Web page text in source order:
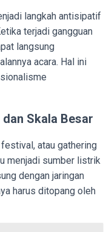
langkah antisipatif
terjadi gangguan
langsung
acara. Hal ini
Skala Besar
atau gathering
menjadi sumber listrik
dengan jaringan
harus ditopang oleh